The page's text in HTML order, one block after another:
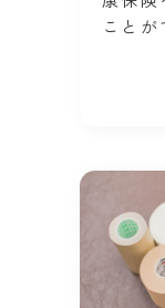
ことが